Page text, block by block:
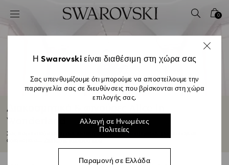
Accesskeys list
2 - Υποσέλιδο
4 - Αποτελέσματα αναζήτησης
0
Διακοσμητικά & φιγούρες Alice in
Wonderland
Σας παρουσιάζουμε τη φανταστική συλλογή διακοσμητικών μας που είναι
αφιερωμένα...
Η Swarovski είναι διαθέσιμη στη χώρα σας
Σας υπενθυμίζουμε ότι μπορούμε να αποστείλουμε την
παραγγελία σας σε διευθύνσεις που βρίσκονται στη χώρα
επιλογής σας.
Αλλαγή σε Ηνωμένες
Πολιτείες
Παραμονή σε Ελλάδα